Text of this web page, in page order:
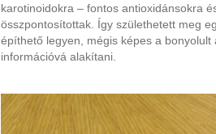
karotinoidokra – fontos antioxidánsokra
összpontosítottak. Így születhetett meg
építhető legyen, mégis képes a
információvá alakítani.